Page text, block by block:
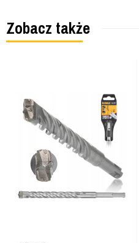
Zobacz także